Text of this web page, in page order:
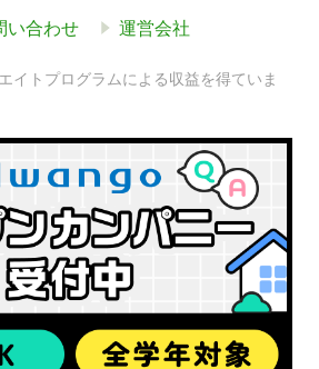
い合わせ 運営会社
イトプログラムによる収益を得ていま